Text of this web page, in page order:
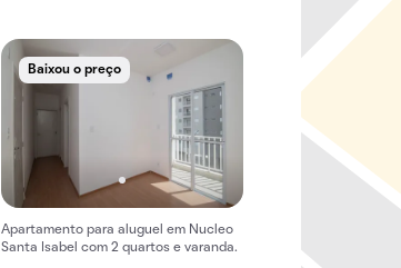
Baixou o preço
Apartamento para aluguel em Nucleo
Santa Isabel com 2 quartos e varanda.